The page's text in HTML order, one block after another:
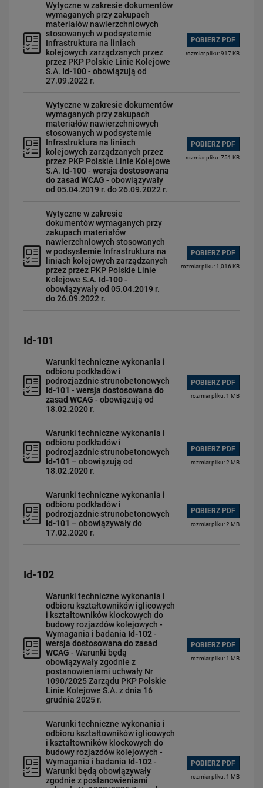
Wytyczne w zakresie dokumentów
wymaganych przy zakupach
materiałów nawierzchniowych
stosowanych w podsystemie
Infrastruktura na liniach
kolejowych zarządzanych przez
przez PKP Polskie Linie Kolejowe
S.A. Id-100- obowiązują od
27.09.2022 r.
POBIERZ PDF
rozmiar pliku: 917 KB
Wytyczne w zakresie dokumentów
wymaganych przy zakupach
materiałów nawierzchniowych
stosowanych w podsystemie
Infrastruktura na liniach
kolejowych zarządzanych przez
przez PKP Polskie Linie Kolejowe
S.A. Id-100- wersja dostosowana
do zasad WCAG - obowiązywały
od 05.04.2019 r. do 26.09.2022 r.
POBIERZ PDF
rozmiar pliku: 751 KB
Wytyczne w zakresie
dokumentów wymaganych przy
zakupach materiałów
nawierzchniowych stosowanych
w podsystemie Infrastruktura na
liniach kolejowych zarządzanych
przez przez PKP Polskie Linie
Kolejowe S.A. Id-100-
obowiązywały od 05.04.2019 r.
do 26.09.2022 r.
POBIERZ PDF
rozmiar pliku: 1,016 KB
Id-101
Warunki techniczne wykonania i
odbioru podkładów i
podrozjazdnic strunobetonowych
Id-101 - wersja dostosowana do
zasad WCAG - obowiązują od
18.02.2020 r.
POBIERZ PDF
rozmiar pliku: 1 MB
Warunki techniczne wykonania i
odbioru podkładów i
podrozjazdnic strunobetonowych
Id-101 – obowiązują od
18.02.2020 r.
POBIERZ PDF
rozmiar pliku: 2 MB
Warunki techniczne wykonania i
odbioru podkładów i
podrozjazdnic strunobetonowych
Id-101 – obowiązywały do
17.02.2020 r.
POBIERZ PDF
rozmiar pliku: 2 MB
Id-102
Warunki techniczne wykonania i
odbioru kształtowników iglicowych
i kształtowników klockowych do
budowy rozjazdów kolejowych -
Wymagania i badania Id-102-
wersja dostosowana do zasad
WCAG - Warunki będą
obowiązywały zgodnie z
postanowieniami uchwały Nr
1090/2025 Zarządu PKP Polskie
Linie Kolejowe S.A. z dnia 16
grudnia 2025 r.
POBIERZ PDF
rozmiar pliku: 1 MB
Warunki techniczne wykonania i
odbioru kształtowników iglicowych
i kształtowników klockowych do
budowy rozjazdów kolejowych -
Wymagania i badania Id-102-
Warunki będą obowiązywały
zgodnie z postanowieniami
POBIERZ PDF
rozmiar pliku: 1 MB